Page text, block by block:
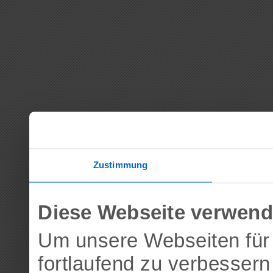
Zustimmung
Diese Webseite
Um unsere Webseiten
fortlaufend zu